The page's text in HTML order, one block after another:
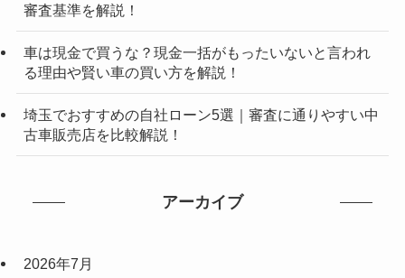
審査基準を解説！
車は現金で買うな？現金一括がもったいないと言われ
る理由や賢い車の買い方を解説！
埼玉でおすすめの自社ローン5選｜審査に通りやすい中
古車販売店を比較解説！
アーカイブ
2026年7月